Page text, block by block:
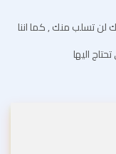
تسلب منك , كما اننا
اليها